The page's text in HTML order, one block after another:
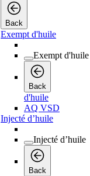
Back
Exempt d'huile
Exempt d'huile
Back
d'huile
AQ VSD
Injecté d’huile
Injecté d’huile
Back